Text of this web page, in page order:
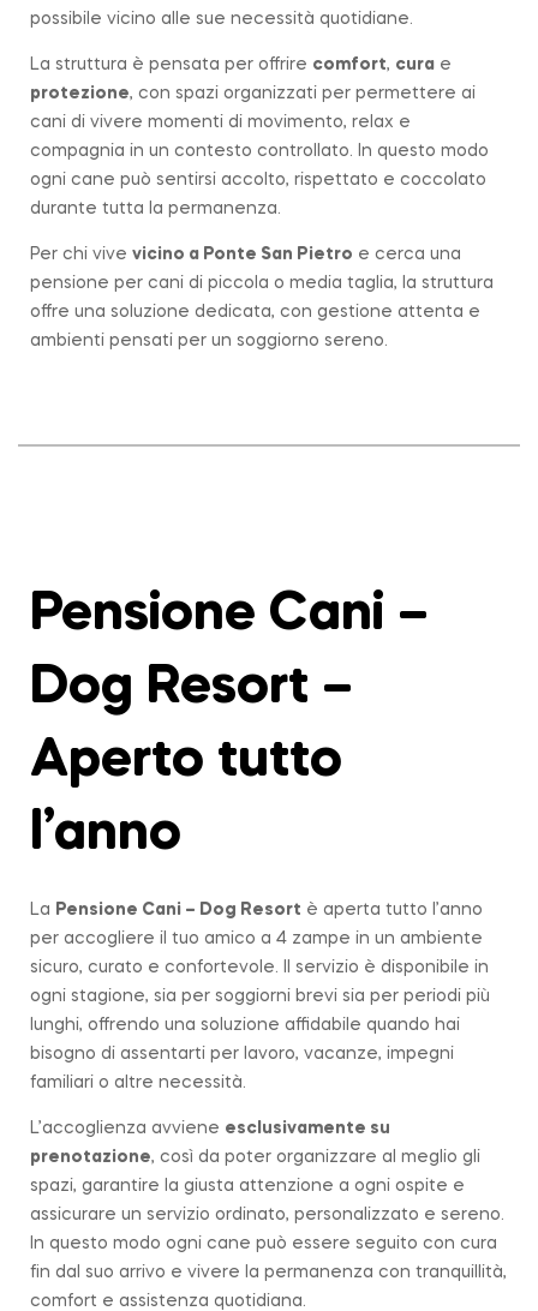
possibile vicino alle sue necessità quotidiane.
La struttura è pensata per offrire comfort, cura e
protezione, con spazi organizzati per permettere ai
cani di vivere momenti di movimento, relax e
compagnia in un contesto controllato. In questo modo
ogni cane può sentirsi accolto, rispettato e coccolato
durante tutta la permanenza.
Per chi vive vicino a Ponte San Pietro e cerca una
pensione per cani di piccola o media taglia, la struttura
offre una soluzione dedicata, con gestione attenta e
ambienti pensati per un soggiorno sereno.
Pensione Cani –
Dog Resort –
Aperto tutto
l’anno
La Pensione Cani – Dog Resort è aperta tutto l’anno
per accogliere il tuo amico a 4 zampe in un ambiente
sicuro, curato e confortevole. Il servizio è disponibile in
ogni stagione, sia per soggiorni brevi sia per periodi più
lunghi, offrendo una soluzione affidabile quando hai
bisogno di assentarti per lavoro, vacanze, impegni
familiari o altre necessità.
L’accoglienza avviene esclusivamente su
prenotazione, così da poter organizzare al meglio gli
spazi, garantire la giusta attenzione a ogni ospite e
assicurare un servizio ordinato, personalizzato e sereno.
In questo modo ogni cane può essere seguito con cura
fin dal suo arrivo e vivere la permanenza con tranquillità,
comfort e assistenza quotidiana.